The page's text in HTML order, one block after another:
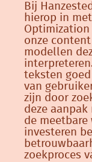
Bij
hierop in
Optimization
onze
modellen
teksten
van
zijn door
deze
de meetbare
investeren
zoekproces